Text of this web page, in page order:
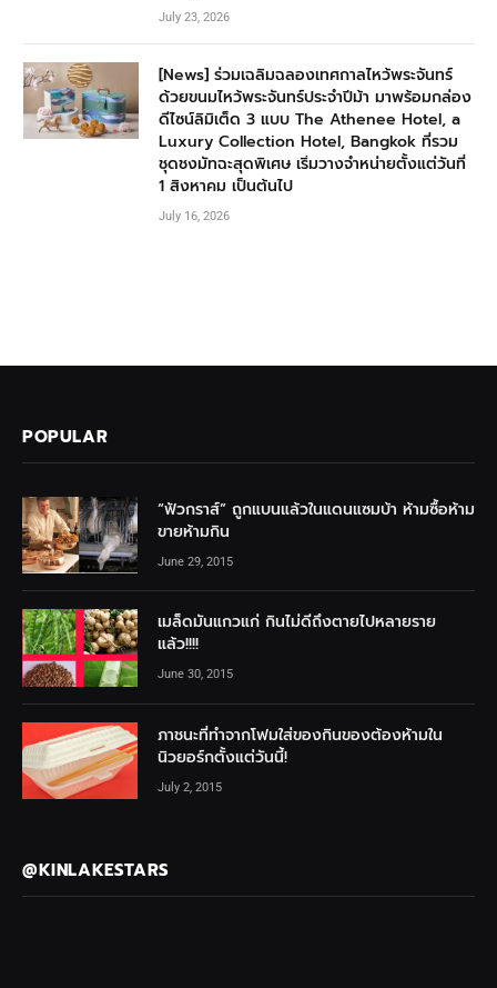
July 23, 2026
[News] ร่วมเฉลิมฉลองเทศกาลไหว้พระจันทร์
ด้วยขนมไหว้พระจันทร์ประจำปีม้า มาพร้อมกล่อง
ดีไซน์ลิมิเต็ด 3 แบบ The Athenee Hotel, a
Luxury Collection Hotel, Bangkok ที่รวม
ชุดชงมัทฉะสุดพิเศษ เริ่มวางจำหน่ายตั้งแต่วันที่
1 สิงหาคม เป็นต้นไป
July 16, 2026
POPULAR
“ฟัวกราส์” ถูกแบนแล้วในแดนแซมบ้า ห้ามซื้อห้าม
ขายห้ามกิน
June 29, 2015
เมล็ดมันแกวแก่ กินไม่ดีถึงตายไปหลายราย
แล้ว!!!!
June 30, 2015
ภาชนะที่ทำจากโฟมใส่ของกินของต้องห้ามใน
นิวยอร์กตั้งแต่วันนี้!
July 2, 2015
@KINLAKESTARS